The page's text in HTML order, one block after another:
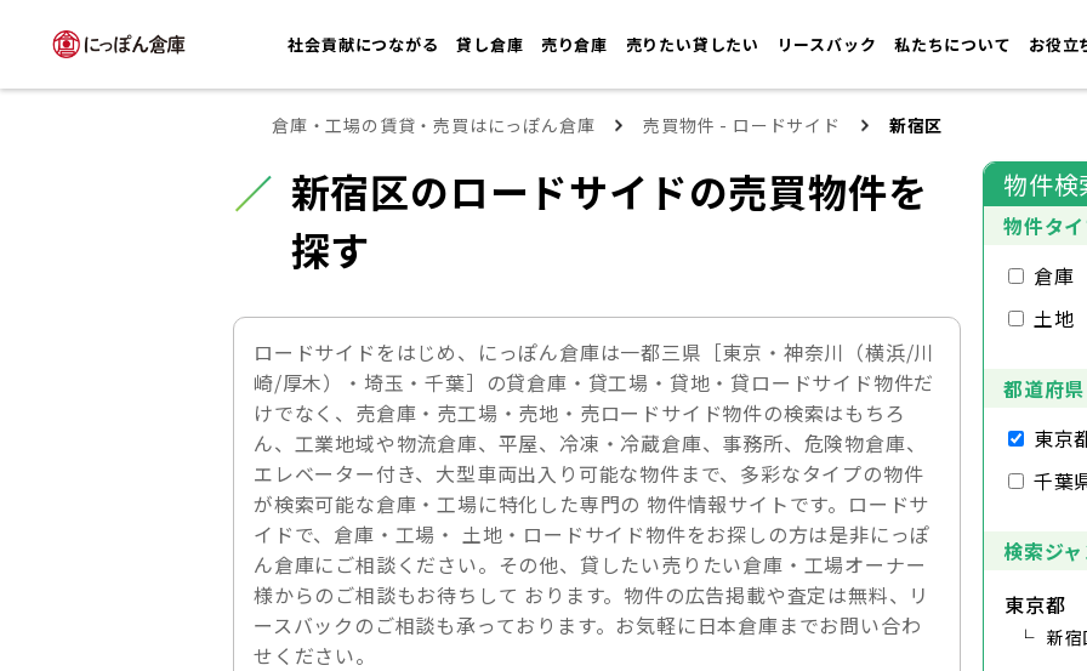
社会貢献につながる 貸し倉庫 売り倉庫 売りたい貸したい リースバック 私たちについて お役立
倉庫・工場の賃貸・売買はにっぽん倉庫 売買物件 - ロードサイド 新宿区
新宿区のロードサイドの売買物件を
探す
ロードサイドをはじめ、にっぽん倉庫は一都三県［東京・神奈川（横浜/川
崎/厚木）・埼玉・千葉］の貸倉庫・貸工場・貸地・貸ロードサイド物件だ
けでなく、売倉庫・売工場・売地・売ロードサイド物件の検索はもちろ
ん、工業地域や物流倉庫、平屋、冷凍・冷蔵倉庫、事務所、危険物倉庫、
エレベーター付き、大型車両出入り可能な物件まで、多彩なタイプの物件
が検索可能な倉庫・工場に特化した専門の 物件情報サイトです。ロードサ
イドで、倉庫・工場・ 土地・ロードサイド物件をお探しの方は是非にっぽ
ん倉庫にご相談ください。その他、貸したい売りたい倉庫・工場オーナー
様からのご相談もお待ちして おります。物件の広告掲載や査定は無料、リ
ースバックのご相談も承っております。お気軽に日本倉庫までお問い合わ
せください。
物件検
物件タ
倉庫
土地
都道府県
東京
千葉
検索ジ
東京都
新宿